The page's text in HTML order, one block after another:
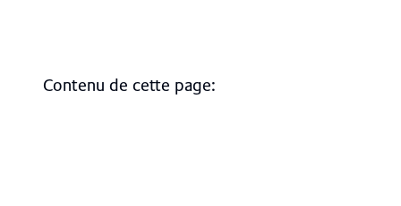
Contenu de cette page: